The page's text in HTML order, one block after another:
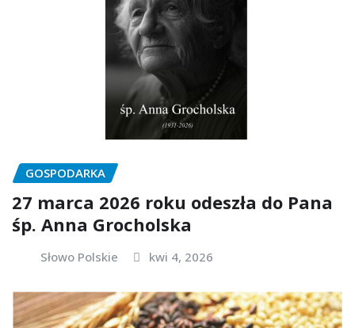
GOSPODARKA
27 marca 2026 roku odeszła do Pana
śp. Anna Grocholska
Słowo Polskie kwi 4, 2026